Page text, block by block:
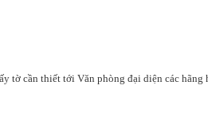
tờ cần thiết tới Văn phòng đại diện các hãng